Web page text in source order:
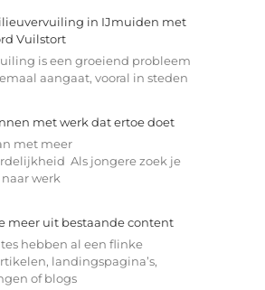
in IJmuiden met
Vuilstort
is een groeiend probleem
aangaat, vooral in steden
met werk dat ertoe doet
met meer
Als jongere zoek je
werk
meer uit bestaande content
hebben al een flinke
landingspagina’s,
of blogs